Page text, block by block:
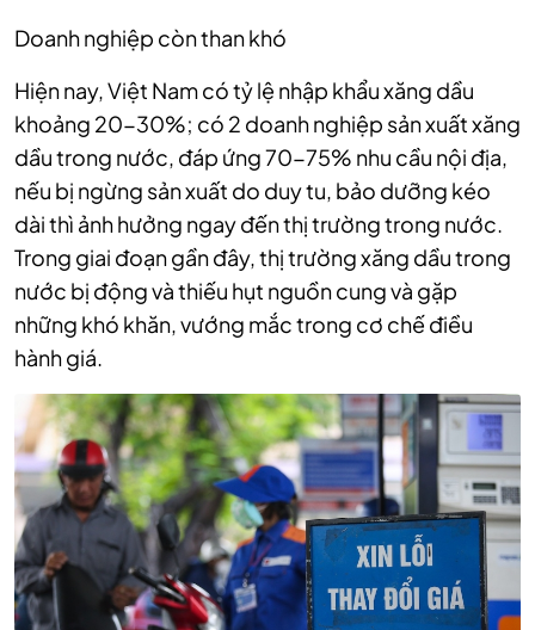
Doanh nghiệp còn than khó
Hiện nay, Việt Nam có tỷ lệ nhập khẩu xăng dầu
khoảng 20-30%; có 2 doanh nghiệp sản xuất xăng
dầu trong nước, đáp ứng 70-75% nhu cầu nội địa,
nếu bị ngừng sản xuất do duy tu, bảo dưỡng kéo
dài thì ảnh hưởng ngay đến thị trường trong nước.
Trong giai đoạn gần đây, thị trường xăng dầu trong
nước bị động và thiếu hụt nguồn cung và gặp
những khó khăn, vướng mắc trong cơ chế điều
hành giá.